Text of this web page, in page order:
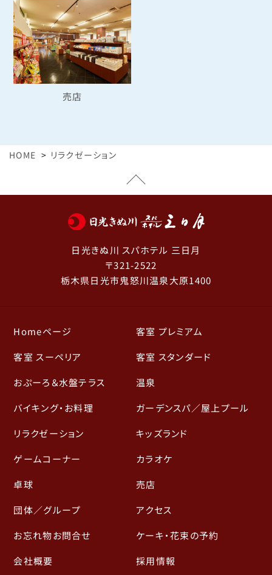
HOME リラクゼーション
売店
日光きぬ川 スパホテル 三日月
〒321-2522
栃木県日光市鬼怒川温泉大原1400
Homeページ
客室 プレミアム
客室 スーペリア
客室 スタンダード
おぷーろ＆水盤テラス
温泉
バイキング・お料理
ガーデンスパ／屋上プール
リラクゼーション
キッズランド
ゲームコーナー
カラオケ
卓球
売店
団体／グループ
アクセス
お忘れ物お問合せ
ケーキ・花束の予約
会社概要
採用情報